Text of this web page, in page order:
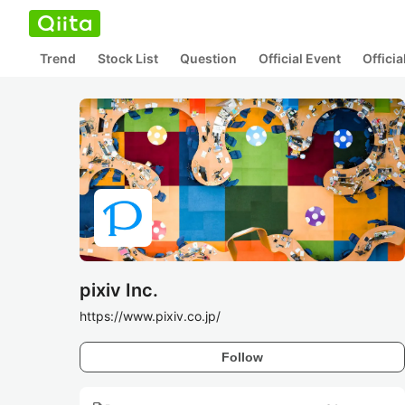
Trend Stock List Question Official Event
pixiv Inc.
https://www.pixiv.co.jp/
Follow